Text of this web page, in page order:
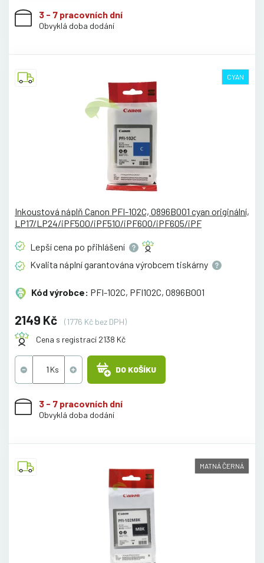
3 - 7 pracovních dní
Obvyklá doba dodání
CYAN
Inkoustová náplň Canon PFI-102C, 0896B001 cyan originální,
LP17/LP24/iPF500/iPF510/iPF600/iPF605/iPF
Lepší cena po přihlášení
Kvalita náplní garantována výrobcem tiskárny
Kód výrobce: PFI-102C, PFI102C, 0896B001
2149 Kč
(1776 Kč bez DPH)
Cena s registrací 2138 Kč
DO KOŠÍKU
3 - 7 pracovních dní
Obvyklá doba dodání
MATNÁ ČERNÁ